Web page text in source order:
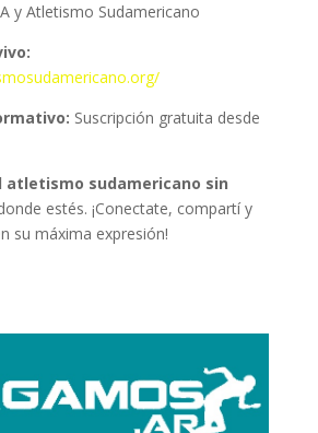
y Atletismo Sudamericano
Suscripción gratuita desde
atletismo sudamericano sin
estés. ¡Conectate, compartí y
su máxima expresión!